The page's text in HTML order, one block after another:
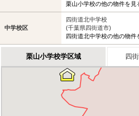
栗山小学校の他の物件を見
中学校区
四街道北中学校
(千葉県四街道市)
四街道北中学校の他の物件
栗山小学校学区域 四